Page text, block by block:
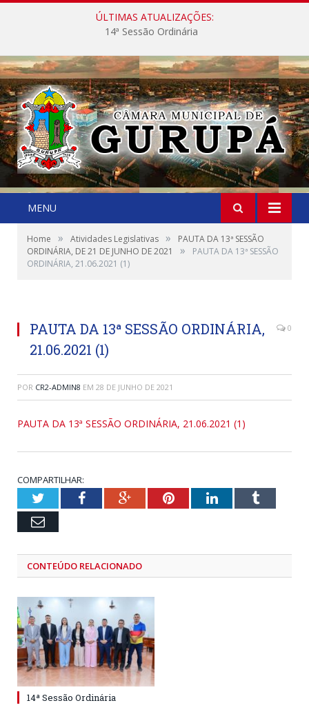
ÚLTIMAS ATUALIZAÇÕES:
14ª Sessão Ordinária
MENU
Home » Atividades Legislativas »
PAUTA DA 13ª SESSÃO
ORDINÁRIA, DE 21 DE JUNHO DE 2021
»
PAUTA DA 13ª SESSÃO
ORDINÁRIA, 21.06.2021 (1)
PAUTA DA 13ª SESSÃO ORDINÁRIA,
21.06.2021 (1)
0
POR CR2-ADMIN8 EM 28 DE JUNHO DE 2021
PAUTA DA 13ª SESSÃO ORDINÁRIA, 21.06.2021 (1)
COMPARTILHAR:
TwitterFacebookGoogle+PinterestLinkedInTumblr
Email
CONTEÚDO RELACIONADO
14ª Sessão Ordinária